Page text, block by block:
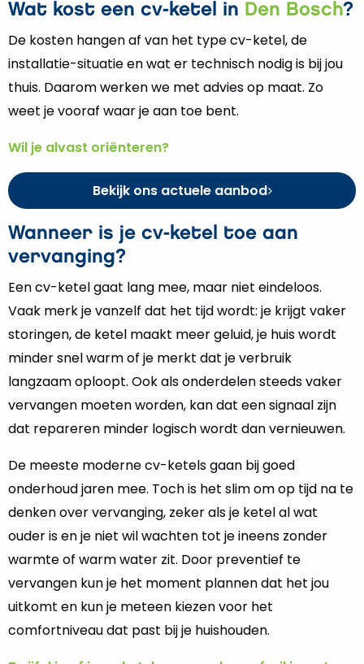
Wat kost een cv-ketel in Den Bosch?
De kosten hangen af van het type cv-ketel, de
installatie-situatie en wat er technisch nodig is bij jou
thuis. Daarom werken we met advies op maat. Zo
weet je vooraf waar je aan toe bent.
Wil je alvast oriënteren?
Bekijk ons actuele aanbod
Wanneer is je cv-ketel toe aan
vervanging?
Een cv-ketel gaat lang mee, maar niet eindeloos.
Vaak merk je vanzelf dat het tijd wordt: je krijgt vaker
storingen, de ketel maakt meer geluid, je huis wordt
minder snel warm of je merkt dat je verbruik
langzaam oploopt. Ook als onderdelen steeds vaker
vervangen moeten worden, kan dat een signaal zijn
dat repareren minder logisch wordt dan vernieuwen.
De meeste moderne cv-ketels gaan bij goed
onderhoud jaren mee. Toch is het slim om op tijd na te
denken over vervanging, zeker als je ketel al wat
ouder is en je niet wil wachten tot je ineens zonder
warmte of warm water zit. Door preventief te
vervangen kun je het moment plannen dat het jou
uitkomt en kun je meteen kiezen voor het
comfortniveau dat past bij je huishouden.